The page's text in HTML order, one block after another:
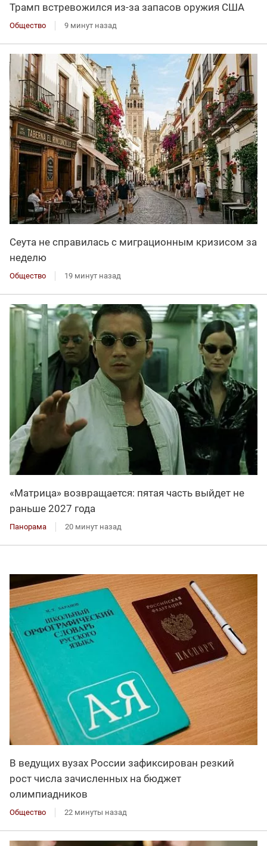
Трамп встревожился из-за запасов оружия США
Общество 9 минут назад
Сеута не справилась с миграционным кризисом за
неделю
Общество 19 минут назад
«Матрица» возвращается: пятая часть выйдет не
раньше 2027 года
Панорама 20 минут назад
В ведущих вузах России зафиксирован резкий
рост числа зачисленных на бюджет
олимпиадников
Общество 22 минуты назад